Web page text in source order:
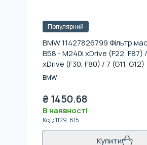
Популярний
BMW 11427826799 Фільтр
B58 - M240i xDrive (F22, F87)
xDrive (F30, F80) / 7 (G11, G12)
BMW
₴ 1450.68
В наявності
Код:1129-615
Купити